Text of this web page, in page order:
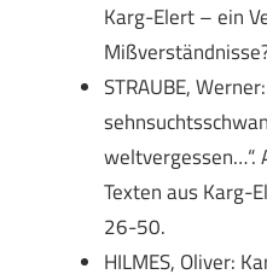
Karg-Elert – ein
STRAUBE,
weltvergessen…“.
Texten aus Karg-
26-50.
HILMES, Oliver: